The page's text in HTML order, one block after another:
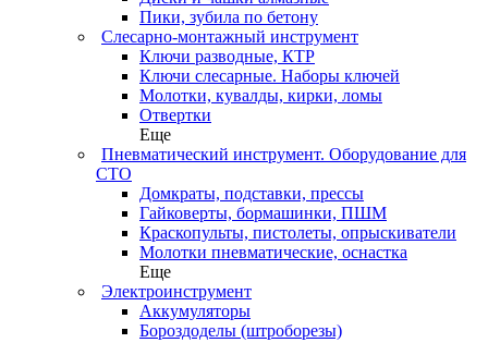
Пики, зубила по бетону
Слесарно-монтажный инструмент
Ключи разводные, КТР
Ключи слесарные. Наборы ключей
Молотки, кувалды, кирки, ломы
Отвертки
Еще
Пневматический инструмент. Оборудование для
СТО
Домкраты, подставки, прессы
Гайковерты, бормашинки, ПШМ
Краскопульты, пистолеты, опрыскиватели
Молотки пневматические, оснастка
Еще
Электроинструмент
Аккумуляторы
Бороздоделы (штроборезы)